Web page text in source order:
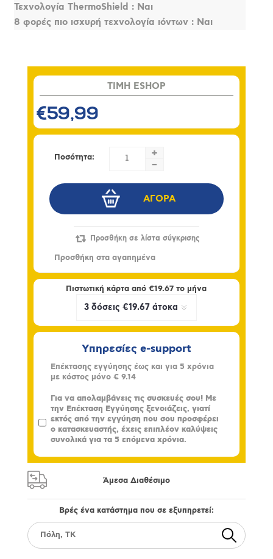
Τεχνολογία ThermoShield : Ναι
8 φορές πιο ισχυρή τεχνολογία ιόντων : Ναι
TIMH ESHOP
€59,99
Ποσότητα:
+
-
Πιστωτική κάρτα από€19.67 το μήνα
Υπηρεσίες e-support
Επέκτασης εγγύησης έως και για 5 χρόνια
με κόστος μόνο € 9.14
Για να απολαμβάνεις τις συσκευές σου! Με
την Επέκταση Εγγύησης ξενοιάζεις, γιατί
εκτός από την εγγύηση που σου προσφέρει
ο κατασκευαστής, έχεις επιπλέον καλύψεις
συνολικά για τα 5 επόμενα χρόνια.
Άμεσα Διαθέσιμο
Βρές ένα κατάστημα που σε εξυπηρετεί: